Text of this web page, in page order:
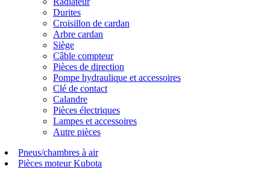
Durites
Croisillon de cardan
Arbre cardan
Siège
Câble compteur
Pièces de direction
Pompe hydraulique et accessoires
Clé de contact
Calandre
Pièces électriques
Lampes et accessoires
Autre pièces
Pneus/chambres à air
Pièces moteur Kubota